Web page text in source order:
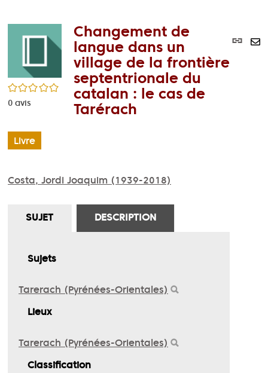
/5
0 avis
Changement de
langue dans un
village de la frontière
septentrionale du
catalan : le cas de
Tarérach
Livre
Costa, Jordi Joaquim (1939-2018)
SUJET DESCRIPTION
Sujets
Tarerach (Pyrénées-Orientales)
Lieux
Tarerach (Pyrénées-Orientales)
Classification